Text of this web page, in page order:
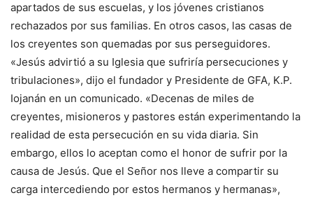
apartados de sus escuelas, y los jóvenes cristianos
rechazados por sus familias. En otros casos, las casas de
los creyentes son quemadas por sus perseguidores.
«Jesús advirtió a su Iglesia que sufriría persecuciones y
tribulaciones», dijo el fundador y Presidente de GFA, K.P.
Iojanán en un comunicado. «Decenas de miles de
creyentes, misioneros y pastores están experimentando la
realidad de esta persecución en su vida diaria. Sin
embargo, ellos lo aceptan como el honor de sufrir por la
causa de Jesús. Que el Señor nos lleve a compartir su
carga intercediendo por estos hermanos y hermanas»,